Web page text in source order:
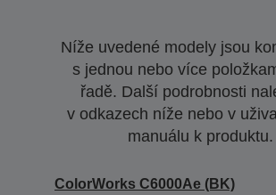
Níže uvedené modely jsou
s jednou nebo více
řadě. Další podrobnosti
v odkazech níže nebo v
manuálu k produktu.
ColorWorks C6000Ae (BK)